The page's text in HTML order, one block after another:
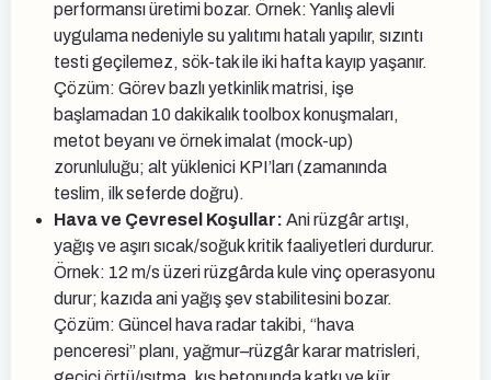
performansı üretimi bozar. Örnek: Yanlış alevli
uygulama nedeniyle su yalıtımı hatalı yapılır, sızıntı
testi geçilemez, sök-tak ile iki hafta kayıp yaşanır.
Çözüm: Görev bazlı yetkinlik matrisi, işe
başlamadan 10 dakikalık toolbox konuşmaları,
metot beyanı ve örnek imalat (mock-up)
zorunluluğu; alt yüklenici KPI’ları (zamanında
teslim, ilk seferde doğru).
Hava ve Çevresel Koşullar: Ani rüzgâr artışı,
yağış ve aşırı sıcak/soğuk kritik faaliyetleri durdurur.
Örnek: 12 m/s üzeri rüzgârda kule vinç operasyonu
durur; kazıda ani yağış şev stabilitesini bozar.
Çözüm: Güncel hava radar takibi, “hava
penceresi” planı, yağmur–rüzgâr karar matrisleri,